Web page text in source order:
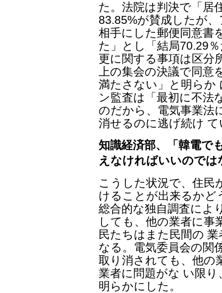
た。法院は判決で「居
83.85%が賛成したが
相手にした郵便同意書
た」とし「結局70.29
更に関する事項は区分
上の集会の決議で同
満たさない」と明らか
ン監査は「最初に不法
のだから、電気事業法
消せるのに逃げ続け
知識経済部、「韓電で
えなければいいのでは
こうした状況で、住民
けることが出来るかど
総合的な独自調査によ
しても、他の業者に事
民たちはまた民間の
なる。電気委員会の関
取り消されても、他の
業者に問題がな い限
明らかにした。